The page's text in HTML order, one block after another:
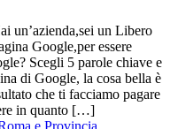
un’azienda,sei un Libero
Google,per essere
Scegli 5 parole chiave e
di Google, la cosa bella è
che ti facciamo pagare
in quanto […]